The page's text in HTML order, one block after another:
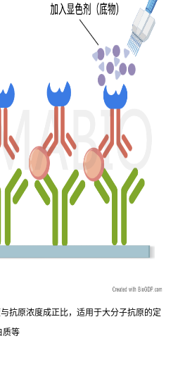
抗原浓度成正比，适用于大分子抗原的定
质等